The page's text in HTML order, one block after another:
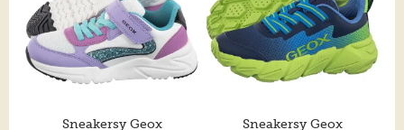
Sneakersy Geox Sneakersy Geox